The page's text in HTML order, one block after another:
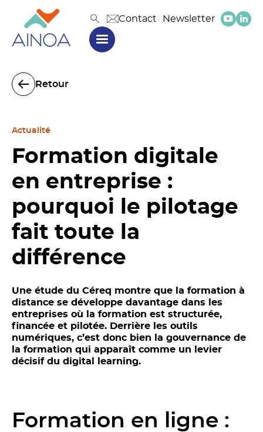
Contact Newsletter
Retour
Actualité
Formation digitale
en entreprise :
pourquoi le pilotage
fait toute la
différence
Une étude du Céreq montre que la formation à
distance se développe davantage dans les
entreprises où la formation est structurée,
financée et pilotée. Derrière les outils
numériques, c’est donc bien la gouvernance de
la formation qui apparaît comme un levier
décisif du digital learning.
Formation en ligne :